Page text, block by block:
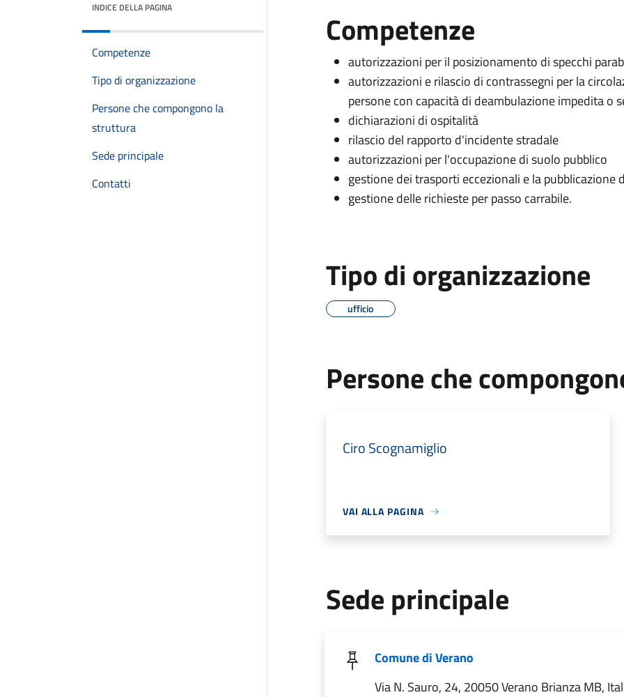
INDICE DELLA PAGINA
Competenze
Tipo di organizzazione
Persone che compongono la
struttura
Sede principale
Contatti
Competenze
autorizzazioni per il posizionamento di specchi
autorizzazioni e rilascio di contrassegni per la
persone con capacità di deambulazione impedita o
dichiarazioni di ospitalità
rilascio del rapporto d'incidente stradale
autorizzazioni per l'occupazione di suolo pubblico
gestione dei trasporti eccezionali e la pubblicazione
gestione delle richieste per passo carrabile.
Tipo di organizzazione
ufficio
Persone che
Ciro Scognamiglio
VAI ALLA PAGINA
Sede principale
Comune di Verano
Via N. Sauro, 24, 20050 Verano Brianza MB,